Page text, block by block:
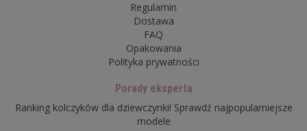
Regulamin
Dostawa
FAQ
Opakowania
Polityka prywatności
Porady eksperta
Ranking kolczyków dla dziewczynki! Sprawdź najpopularniejsze
modele